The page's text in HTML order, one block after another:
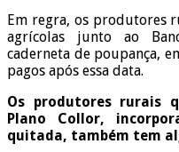
Em regra, os produtores
agrícolas junto ao
caderneta de poupança,
pagos após essa data.
Os produtores rurais
Plano Collor,
quitada, também tem